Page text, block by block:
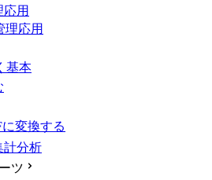
応用
理応用
基本
変換する
計分析
ツ